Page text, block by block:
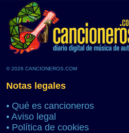
© 2026 CANCIONEROS.COM
Notas legales
• Qué es cancioneros
• Aviso legal
• Política de cookies